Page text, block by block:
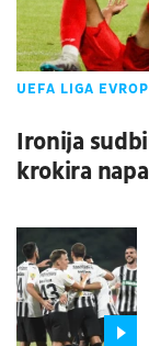
UEFA LIGA
Ironija
krokira